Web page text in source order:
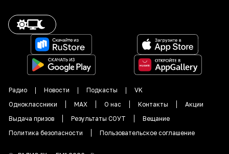
Радио Новости Подкасты
VK
Одноклассники
MAX О нас Контакты
Акции
Выдача призов
Результаты СОУТ
Вещание
Политика безопасности
Пользовательское соглашение